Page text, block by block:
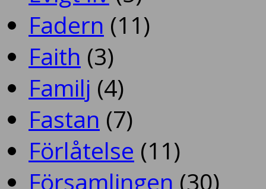
Fadern (11)
Faith (3)
Familj (4)
Fastan (7)
Förlåtelse (11)
Församlingen (30)